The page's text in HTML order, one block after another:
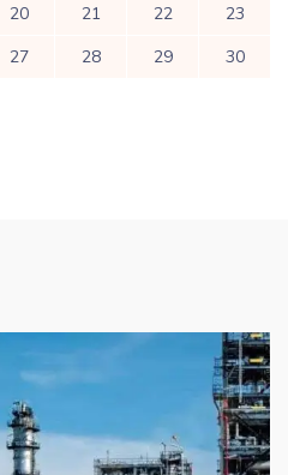
20 21 22
23
27 28 29
30